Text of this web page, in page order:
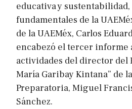
educativa y sustentabilidad,
fundamentales de la
de la UAEMéx, Carlos
encabezó el tercer informe
actividades del director del
María Garibay Kintana” de
Preparatoria, Miguel
Sánchez.